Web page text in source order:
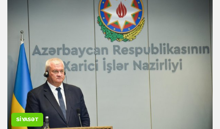
SIYASƏT